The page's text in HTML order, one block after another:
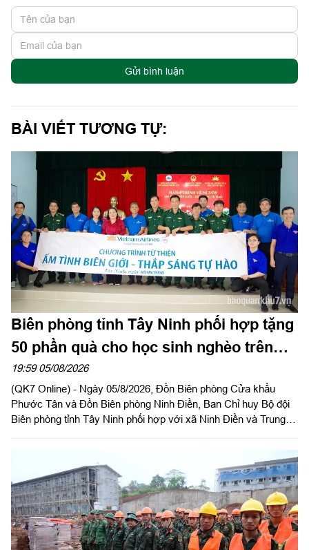
Gửi bình luận
BÀI VIẾT TƯƠNG TỰ:
Biên phòng tỉnh Tây Ninh phối hợp tặng
50 phần quà cho học sinh nghèo trên
biên giới
19:59 05/08/2026
(QK7 Online) - Ngày 05/8/2026, Đồn Biên phòng Cửa khẩu
Phước Tân và Đồn Biên phòng Ninh Điền, Ban Chỉ huy Bộ đội
Biên phòng tỉnh Tây Ninh phối hợp với xã Ninh Điền và Trung